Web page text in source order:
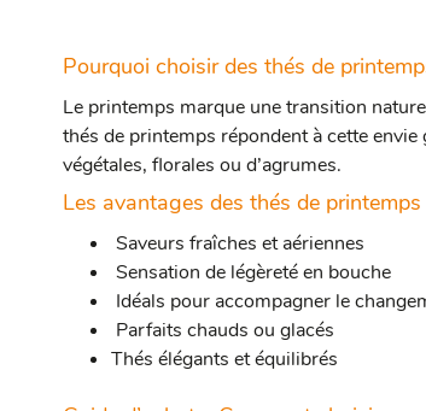
Pourquoi choisir des thés de
Le printemps marque une transition
thés de printemps répondent à cette envie
végétales, florales ou d’agrumes.
Les avantages des thés de printemps
Saveurs fraîches et aériennes
Sensation de légèreté en bouche
Idéals pour accompagner le
Parfaits chauds ou glacés
Thés élégants et équilibrés